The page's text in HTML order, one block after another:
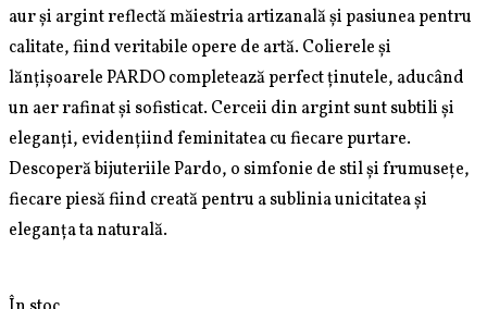
aur și argint reflectă măiestria artizanală și pasiunea pentru
calitate, fiind veritabile opere de artă. Colierele și
lănțișoarele PARDO completează perfect ținutele, aducând
un aer rafinat și sofisticat. Cerceii din argint sunt subtili și
eleganți, evidențiind feminitatea cu fiecare purtare.
Descoperă bijuteriile Pardo, o simfonie de stil și frumusețe,
fiecare piesă fiind creată pentru a sublinia unicitatea și
eleganța ta naturală.